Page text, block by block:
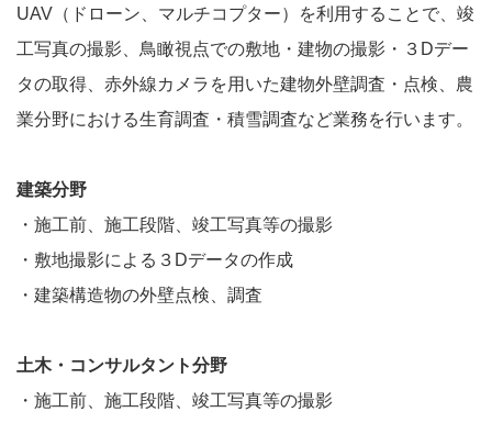
UAV（ドローン、マルチコプター）を利用することで、竣
工写真の撮影、鳥瞰視点での敷地・建物の撮影・３Dデー
タの取得、赤外線カメラを用いた建物外壁調査・点検、農
業分野における生育調査・積雪調査など業務を行います。
建築分野
・施工前、施工段階、竣工写真等の撮影
・敷地撮影による３Dデータの作成
・建築構造物の外壁点検、調査
土木・コンサルタント分野
・施工前、施工段階、竣工写真等の撮影